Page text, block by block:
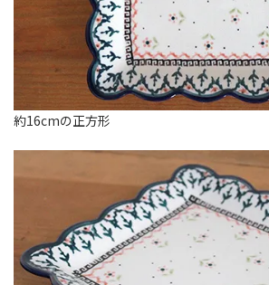
約16cmの正方形